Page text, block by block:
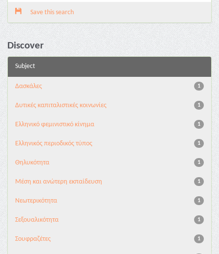
Save this search
Discover
Subject
1
Δασκάλες
1
Δυτικές καπιταλιστικές κοινωνίες
1
Ελληνικό φεμινιστικό κίνημα
1
Ελληνικός περιοδικός τύπος
1
Θηλυκότητα
1
Μέση και ανώτερη εκπαίδευση
1
Νεωτερικότητα
1
Σεξουαλικότητα
1
Σουφραζέτες